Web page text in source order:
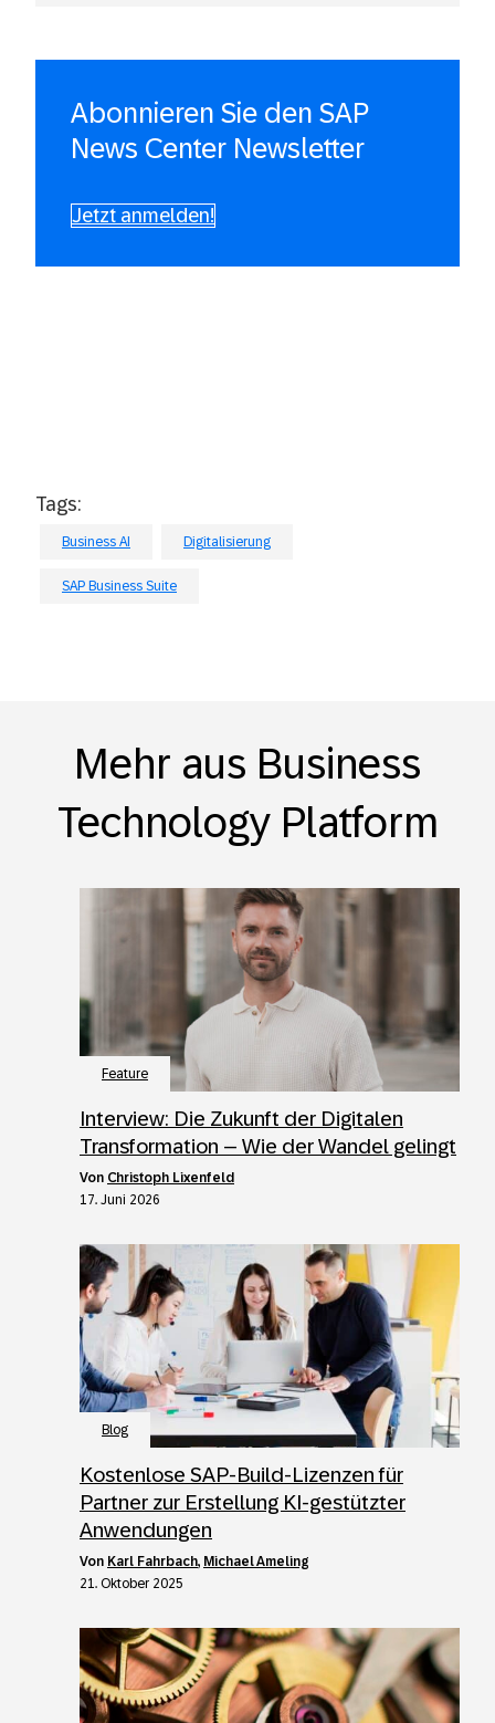
Abonnieren Sie den SAP
News Center Newsletter
Jetzt anmelden!
Tags:
Business AI Digitalisierung
SAP Business Suite
Mehr aus Business
Technology Platform
Feature
Interview: Die Zukunft der Digitalen
Transformation – Wie der Wandel gelingt
von Christoph Lixenfeld
17. Juni 2026
Blog
Kostenlose SAP-Build-Lizenzen für
Partner zur Erstellung KI-gestützter
Anwendungen
von Karl Fahrbach, Michael Ameling
21. Oktober 2025